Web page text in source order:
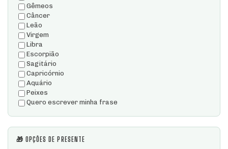
Gêmeos
Câncer
Leão
Virgem
Libra
Escorpião
Sagitário
Capricórnio
Aquário
Peixes
Quero escrever minha frase
🎁 OPÇÕES DE PRESENTE